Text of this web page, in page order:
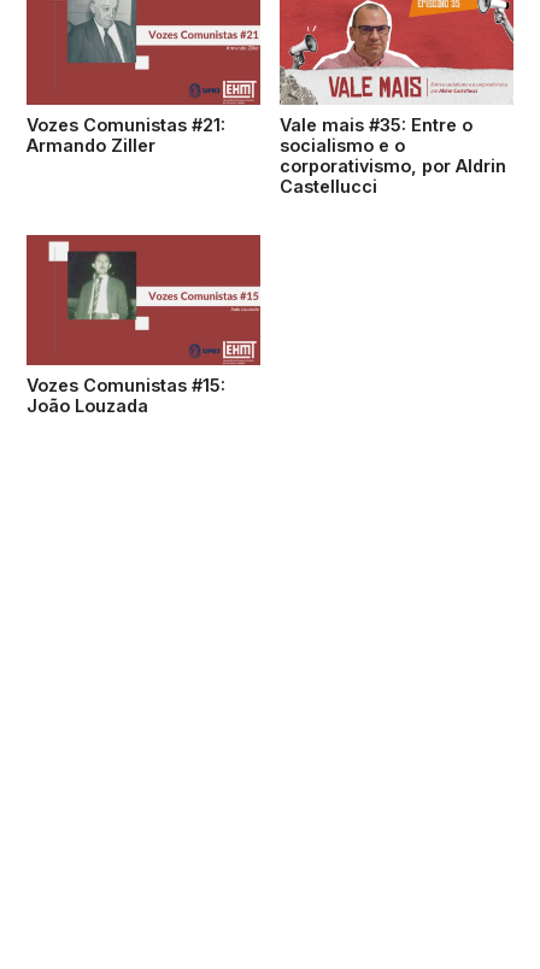
Vozes Comunistas #21:
Armando Ziller
Vale mais #35: Entre o
socialismo e o
corporativismo, por Aldrin
Castellucci
Vozes Comunistas #15:
João Louzada